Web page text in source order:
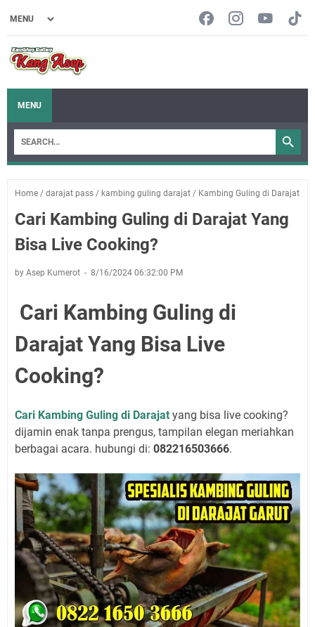
MENU
Home / darajat pass / kambing guling darajat / Kambing Guling di Darajat
Cari Kambing Guling di Darajat Yang
Bisa Live Cooking?
by Asep Kumerot 8/16/2024 06:32:00 PM
Cari Kambing Guling di
Darajat Yang Bisa Live
Cooking?
Cari Kambing Guling di Darajat yang bisa live cooking?
dijamin enak tanpa prengus, tampilan elegan meriahkan
berbagai acara. hubungi di: 082216503666.